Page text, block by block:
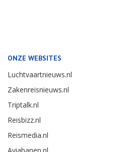
ONZE WEBSITES
Luchtvaartnieuws.nl
Zakenreisnieuws.nl
Triptalk.nl
Reisbizz.nl
Reismedia.nl